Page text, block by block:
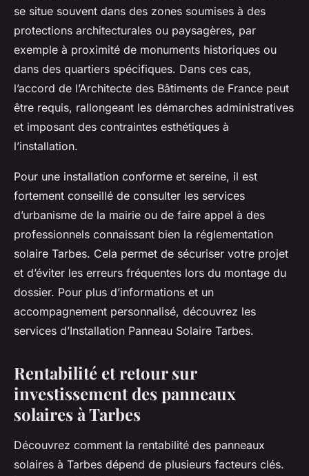
se situe souvent dans des zones soumises à des
protections architecturales ou paysagères, par
exemple à proximité de monuments historiques ou
dans des quartiers spécifiques. Dans ces cas,
l’accord de l’Architecte des Bâtiments de France peut
être requis, rallongeant les démarches administratives
et imposant des contraintes esthétiques à
l’installation.
Pour une installation conforme et sereine, il est
fortement conseillé de consulter les services
d’urbanisme de la mairie ou de faire appel à des
professionnels connaissant bien la réglementation
solaire Tarbes. Cela permet de sécuriser votre projet
et d’éviter les erreurs fréquentes lors du montage du
dossier. Pour plus d’informations et un
accompagnement personnalisé, découvrez les
services d’Installation Panneau Solaire Tarbes.
Rentabilité et retour sur
investissement des panneaux
solaires à Tarbes
Découvrez comment la rentabilité des panneaux
solaires à Tarbes dépend de plusieurs facteurs clés.